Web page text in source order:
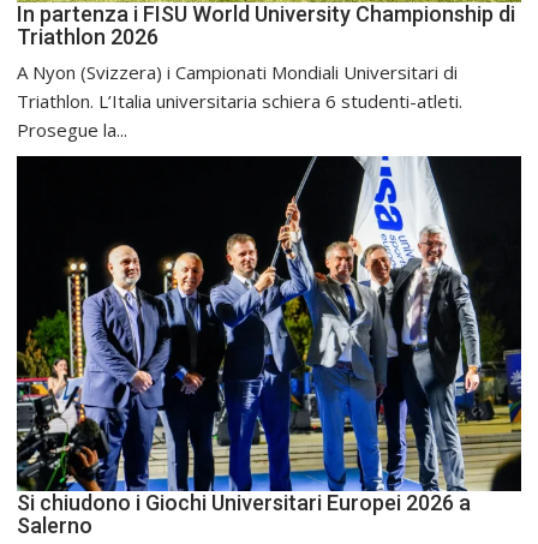
In partenza i FISU World University Championship di
Triathlon 2026
A Nyon (Svizzera) i Campionati Mondiali Universitari di
Triathlon. L’Italia universitaria schiera 6 studenti-atleti.
Prosegue la...
Si chiudono i Giochi Universitari Europei 2026 a
Salerno